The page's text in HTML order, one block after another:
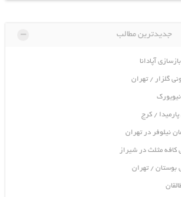
جدیدترین مطالب -
آپادانا
گلزار / تهران
/ کرج
نیلوفر در تهران
کافه مثلث در شیراز
بوستان / تهران